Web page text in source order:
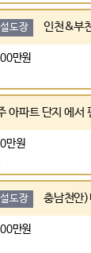
도장 인천&부
만원
아파트 단지 에서
만원
도장 충남천안)
만원